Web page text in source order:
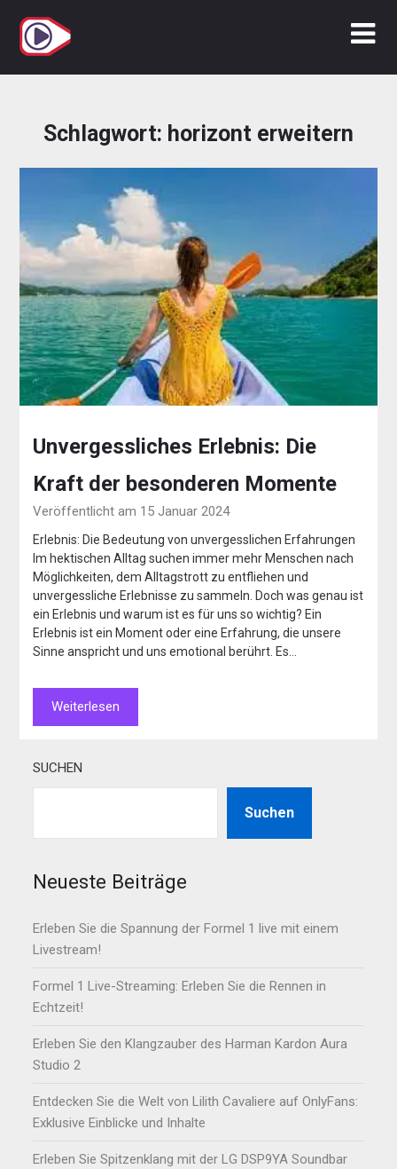
Inhalt
springen
Schlagwort: horizont erweitern
Unvergessliches Erlebnis: Die
Kraft der besonderen Momente
Veröffentlicht am 15 Januar 2024
Erlebnis: Die Bedeutung von unvergesslichen Erfahrungen
Im hektischen Alltag suchen immer mehr Menschen nach
Möglichkeiten, dem Alltagstrott zu entfliehen und
unvergessliche Erlebnisse zu sammeln. Doch was genau ist
ein Erlebnis und warum ist es für uns so wichtig? Ein
Erlebnis ist ein Moment oder eine Erfahrung, die unsere
Sinne anspricht und uns emotional berührt. Es…
Weiterlesen
SUCHEN
Suchen
Neueste Beiträge
Erleben Sie die Spannung der Formel 1 live mit einem
Livestream!
Formel 1 Live-Streaming: Erleben Sie die Rennen in
Echtzeit!
Erleben Sie den Klangzauber des Harman Kardon Aura
Studio 2
Entdecken Sie die Welt von Lilith Cavaliere auf OnlyFans:
Exklusive Einblicke und Inhalte
Erleben Sie Spitzenklang mit der LG DSP9YA Soundbar